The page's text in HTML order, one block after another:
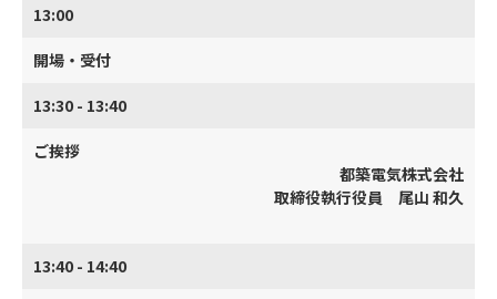
13:00
開場・受付
13:30 - 13:40
ご挨拶
都築電気株式会社
取締役執行役員 尾山 和久
13:40 - 14:40